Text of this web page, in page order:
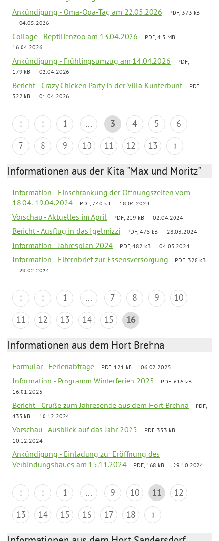
Ankündigung - Oma-Opa-Tag am 22.05.2026
PDF, 373 kB
04.05.2026
Collage - Reptilienzoo am 13.04.2026
PDF, 4.5 MB
16.04.2026
Ankündigung - Frühlingsumzug am 14.04.2026
PDF,
179 kB
02.04.2026
Bericht - Crazy Chicken Party in der Villa Kunterbunt
PDF,
322 kB
01.04.2026
1 ... 3 4 5
6
7
8 9 10 11 12 13
Informationen aus der Kita "Max und Moritz"
Information - Einschränkung der Öffnungszeiten vom
18.04.-19.04.2024
PDF, 740 kB 18.04.2024
Vorschau - Aktuelles im April PDF, 219 kB 02.04.2024
Bericht - Ausflug in das Igelmizzi PDF, 475 kB 28.03.2024
Information - Jahresplan 2024 PDF, 482 kB 04.03.2024
Information - Elternbrief zur Essensversorgung
PDF, 328 kB
29.02.2024
1 ... 7 8 9
10
11
12 13 14 15 16
Informationen aus dem Hort Brehna
Formular - Ferienabfrage PDF, 121 kB 06.02.2025
Information - Programm Winterferien 2025
PDF, 616 kB
16.01.2025
Bericht - Grüße zum Jahresende aus dem Hort Brehna
PDF,
435 kB
10.12.2024
Vorschau - Ausblick auf das Jahr 2025
PDF, 353 kB
10.12.2024
Ankündigung - Einladung zur Eröffnung des
Verbindungsbaues am 15.11.2024
PDF, 168 kB 29.10.2024
1 ... 9 10 11
12
13
14 15 16 17 18